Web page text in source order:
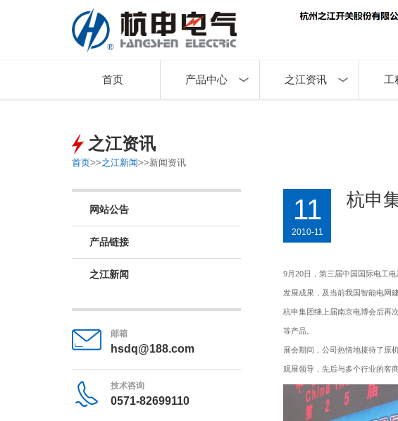
首页 产品中心 之江资讯 工
之江资讯
首页>>之江新闻>>新闻资讯
网站公告
产品链接
之江新闻
邮箱
hsdq@188.com
技术咨询
0571-82699110
11
2010-11
杭申
9月20日，第三届中国国际电工
发展成果，及当前我国智能电网
杭申集团继上届南京电博会后再
等产品。
展会期间，公司热情地接待了原
观展领导，先后与多个行业的客